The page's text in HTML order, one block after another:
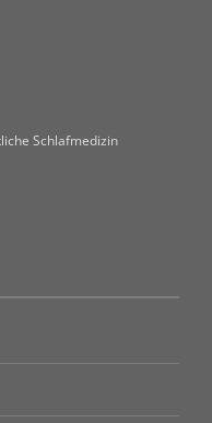
Schlafmedizin